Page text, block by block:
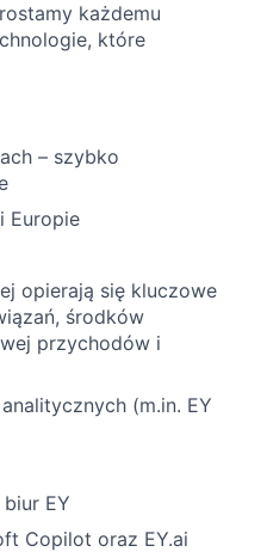
każdemu
które
– szybko
Europie
opierają się kluczowe
środków
przychodów i
(m.in. EY
EY
Copilot oraz EY.ai